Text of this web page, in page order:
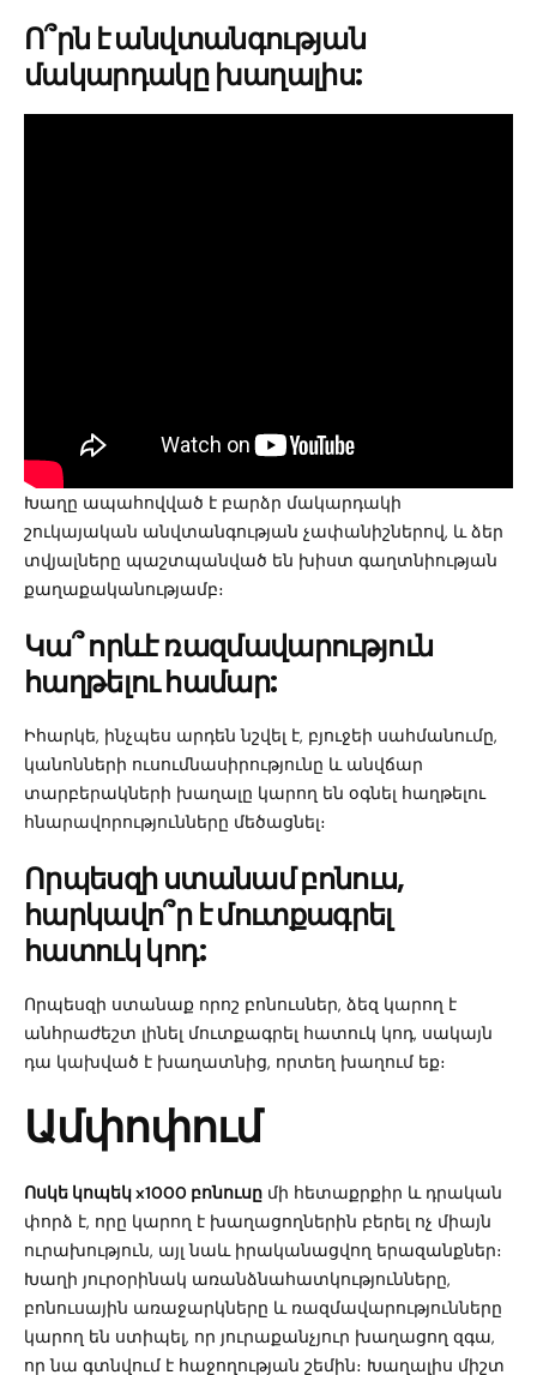
Ո՞րն է անվտանգության
մակարդակը խաղալիս:
Խաղը ապահովված է բարձր մակարդակի
շուկայական անվտանգության չափանիշներով, և ձեր
տվյալները պաշտպանված են խիստ գաղտնիության
քաղաքականությամբ։
Կա՞ որևէ ռազմավարություն
հաղթելու համար:
Իհարկե, ինչպես արդեն նշվել է, բյուջեի սահմանումը,
կանոնների ուսումնասիրությունը և անվճար
տարբերակների խաղալը կարող են օգնել հաղթելու
հնարավորությունները մեծացնել։
Որպեսզի ստանամ բոնուս,
հարկավո՞ր է մուտքագրել
հատուկ կոդ:
Որպեսզի ստանաք որոշ բոնուսներ, ձեզ կարող է
անհրաժեշտ լինել մուտքագրել հատուկ կոդ, սակայն
դա կախված է խաղատնից, որտեղ խաղում եք։
Ամփոփում
Ոսկե կոպեկ x1000 բոնուսը մի հետաքրքիր և դրական
փորձ է, որը կարող է խաղացողներին բերել ոչ միայն
ուրախություն, այլ նաև իրականացվող երազանքներ։
Խաղի յուրօրինակ առանձնահատկությունները,
բոնուսային առաջարկները և ռազմավարությունները
կարող են ստիպել, որ յուրաքանչյուր խաղացող զգա,
որ նա գտնվում է հաջողության շեմին։ Խաղալիս միշտ